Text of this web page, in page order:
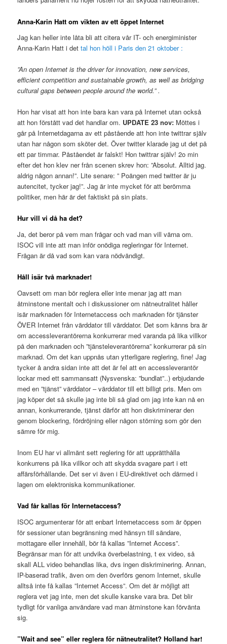
Anna-Karin Hatt om vikten av ett öppet Internet
Jag kan heller inte låta bli att citera vår IT- och energiminister
Anna-Karin Hatt i dettal hon höll i Paris den 21 oktober :
”An open Internet is the driver for innovation, new services,
efficient competition and sustainable growth, as well as bridging
cultural gaps between people around the world.” .
Hon har visat att hon inte bara kan vara på Internet utan också
att hon förstått vad det handlar om. UPDATE 23 nov: Möttes i
går på Internetdagarna av ett påstående att hon inte twittrar själv
utan har någon som sköter det. Över twitter klarade jag ut det på
ett par timmar. Påståendet är falskt! Hon twittrar själv! 2o min
efter det hon klev ner från scenen skrev hon: ”Absolut. Alltid jag.
aldrig någon annan!”. Lite senare: ” Poängen med twitter är ju
autencitet, tycker jag!”. Jag är inte mycket för att berömma
politiker, men här är det faktiskt på sin plats.
Hur vill vi då ha det?
Ja, det beror på vem man frågar och vad man vill värna om.
ISOC vill inte att man inför onödiga regleringar för Internet.
Frågan är då vad som kan vara nödvändigt.
Håll isär två marknader!
Oavsett om man bör reglera eller inte menar jag att man
åtminstone mentalt och i diskussioner om nätneutralitet håller
isär marknaden för Internetaccess och marknaden för tjänster
ÖVER Internet från värddator till värddator. Det som känns bra är
om accessleverantörerna konkurrerar med varanda på lika villkor
på den marknaden och ”tjänsteleverantörerna” konkurrerar på sin
marknad. Om det kan uppnås utan ytterligare reglering, fine! Jag
tycker å andra sidan inte att det är fel att en accessleverantör
lockar med ett sammansatt (Nysvenska: ”bundlat”..) erbjudande
med en ”tjänst” värddator – värddator till ett billigt pris. Men om
jag köper det så skulle jag inte bli så glad om jag inte kan nå en
annan, konkurrerande, tjänst därför att hon diskriminerar den
genom blockering, fördröjning eller någon störning som gör den
sämre för mig.
Inom EU har vi allmänt sett reglering för att upprätthålla
konkurrens på lika villkor och att skydda svagare part i ett
affärsförhållande. Det ser vi även i EU-direktivet och därmed i
lagen om elektroniska kommunikationer.
Vad får kallas för Internetaccess?
ISOC argumenterar för att enbart Internetaccess som är öppen
för sessioner utan begränsning med hänsyn till sändare,
mottagare eller innehåll, bör få kallas ”Internet Access”.
Begränsar man för att undvika överbelastning, t ex video, så
skall ALL video behandlas lika, dvs ingen diskriminering. Annan,
IP-baserad trafik, även om den överförs genom Internet, skulle
alltså inte få kallas ”Internet Access”. Om det är möjligt att
reglera vet jag inte, men det skulle kanske vara bra. Det blir
tydligt för vanliga användare vad man åtminstone kan förvänta
sig.
”Wait and see” eller reglera för nätneutralitet? Holland har!